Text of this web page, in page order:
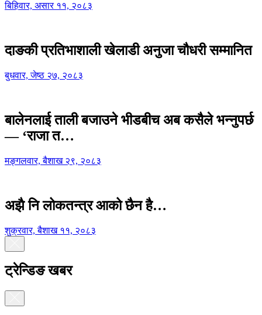
बिहिवार, असार ११, २०८३
दाङकी प्रतिभाशाली खेलाडी अनुजा चौधरी सम्मानित
बुधवार, जेष्ठ २७, २०८३
बालेनलाई ताली बजाउने भीडबीच अब कसैले भन्नुपर्छ
— ‘राजा त…
मङ्गलवार, बैशाख २९, २०८३
अझै नि लोकतन्त्र आको छैन है…
शुक्रवार, बैशाख ११, २०८३
ट्रेन्डिङ खबर